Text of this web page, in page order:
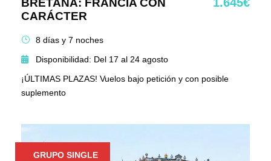
BRETAÑA: FRANCIA CON
CARÁCTER
8 días y 7 noches
Disponibilidad: Del 17 al 24 agosto
¡ÚLTIMAS PLAZAS! Vuelos bajo petición y con posible
suplemento
GRUPO SINGLE